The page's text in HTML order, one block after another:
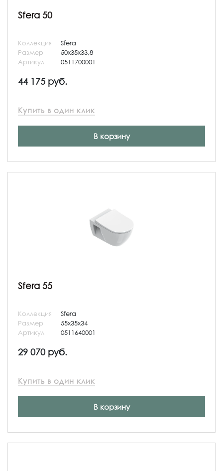
Sfera 50
Коллекция
Sfera
Размер
50x35x33,8
Артикул
0511700001
44 175 руб.
Купить в один клик
В корзину
Sfera 55
Коллекция
Sfera
Размер
55x35x34
Артикул
0511640001
29 070 руб.
Купить в один клик
В корзину